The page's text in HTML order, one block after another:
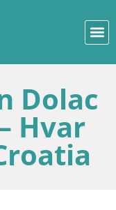
Dolac
Hvar